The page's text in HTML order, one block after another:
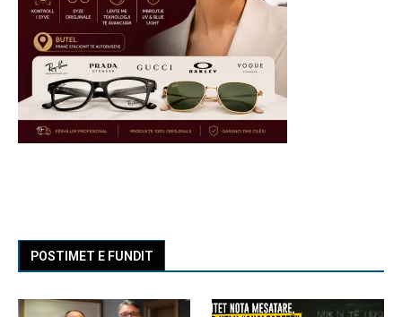
POSTIMET E FUNDIT